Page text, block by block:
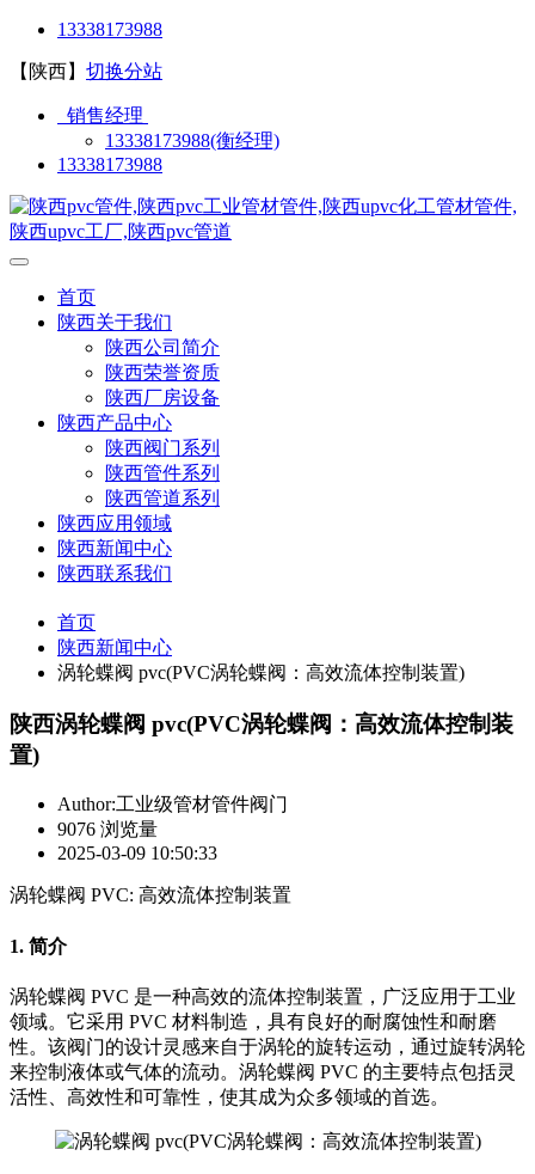
13338173988
【陕西】 切换分站
销售经理
13338173988(衡经理)
13338173988
首页
陕西关于我们
陕西公司简介
陕西荣誉资质
陕西厂房设备
陕西产品中心
陕西阀门系列
陕西管件系列
陕西管道系列
陕西应用领域
陕西新闻中心
陕西联系我们
首页
陕西新闻中心
涡轮蝶阀 pvc(PVC涡轮蝶阀：高效流体控制装置)
陕西涡轮蝶阀 pvc(PVC涡轮蝶阀：高效流体控制装
置)
Author:工业级管材管件阀门
9076 浏览量
2025-03-09 10:50:33
涡轮蝶阀 PVC: 高效流体控制装置
1. 简介
涡轮蝶阀 PVC 是一种高效的流体控制装置，广泛应用于工业
领域。它采用 PVC 材料制造，具有良好的耐腐蚀性和耐磨
性。该阀门的设计灵感来自于涡轮的旋转运动，通过旋转涡轮
来控制液体或气体的流动。涡轮蝶阀 PVC 的主要特点包括灵
活性、高效性和可靠性，使其成为众多领域的首选。